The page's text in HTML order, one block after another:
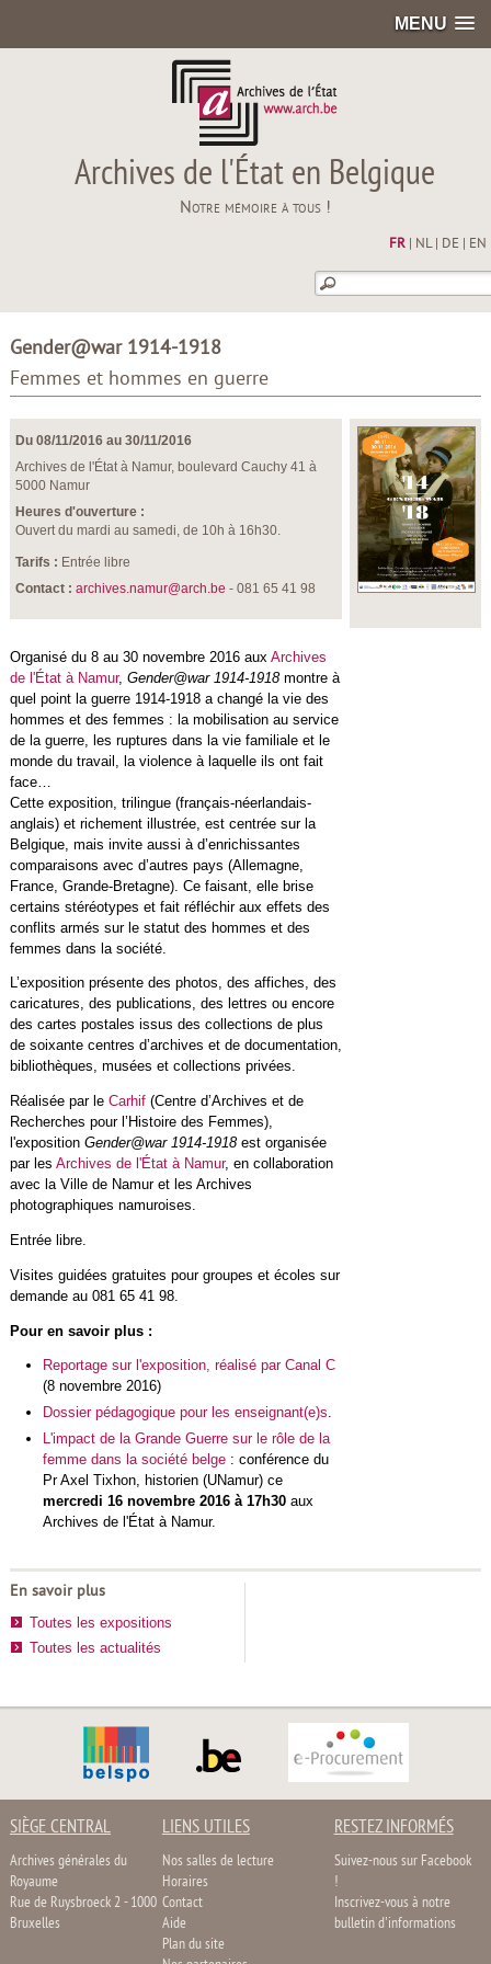
MENU
Archives de l'État en Belgique
Notre mémoire à tous !
FR| NL| DE EN
Gender@war 1914-1918
Femmes et hommes en guerre
Du 08/11/2016 au 30/11/2016
Archives de l'État à Namur, boulevard Cauchy 41 à
5000 Namur
Heures d'ouverture :
Ouvert du mardi au samedi, de 10h à 16h30.
Tarifs : Entrée libre
Contact : archives.namur@arch.be - 081 65 41 98
Organisé du 8 au 30 novembre 2016 aux Archives
de l'État à Namur, Gender@war 1914-1918 montre à
quel point la guerre 1914-1918 a changé la vie des
hommes et des femmes : la mobilisation au service
de la guerre, les ruptures dans la vie familiale et le
monde du travail, la violence à laquelle ils ont fait
face…
Cette exposition, trilingue (français-néerlandais-
anglais) et richement illustrée, est centrée sur la
Belgique, mais invite aussi à d’enrichissantes
comparaisons avec d’autres pays (Allemagne,
France, Grande-Bretagne). Ce faisant, elle brise
certains stéréotypes et fait réfléchir aux effets des
conflits armés sur le statut des hommes et des
femmes dans la société.
L’exposition présente des photos, des affiches, des
caricatures, des publications, des lettres ou encore
des cartes postales issus des collections de plus
de soixante centres d’archives et de documentation,
bibliothèques, musées et collections privées.
Réalisée par le Carhif(Centre d’Archives et de
Recherches pour l’Histoire des Femmes),
l'exposition Gender@war 1914-1918 est organisée
par les Archives de l'État à Namur, en collaboration
avec la Ville de Namur et les Archives
photographiques namuroises.
Entrée libre.
Visites guidées gratuites pour groupes et écoles sur
demande au 081 65 41 98.
Pour en savoir plus :
Reportage sur l'exposition, réalisé par Canal C
(8 novembre 2016)
Dossier pédagogique pour les enseignant(e)s.
L'impact de la Grande Guerre sur le rôle de la
femme dans la société belge: conférence du
Pr Axel Tixhon, historien (UNamur) ce
mercredi 16 novembre 2016 à 17h30aux
Archives de l'État à Namur.
En savoir plus
Toutes les expositions
Toutes les actualités
SIÈGE CENTRAL
Archives générales du
Royaume
Rue de Ruysbroeck 2 - 1000
Bruxelles
LIENS UTILES
Nos salles de lecture
Horaires
Contact
Aide
Plan du site
RESTEZ INFORMÉS
Suivez-nous sur Facebook
!
Inscrivez-vous à notre
bulletin d'informations